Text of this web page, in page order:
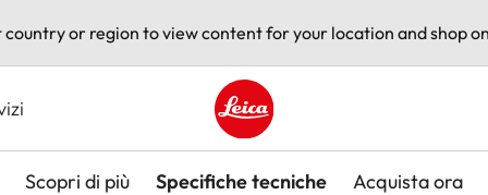
country or region to view content for your location and shop
Leica logo - Home
Scopri di più Specifiche tecniche Acquista ora